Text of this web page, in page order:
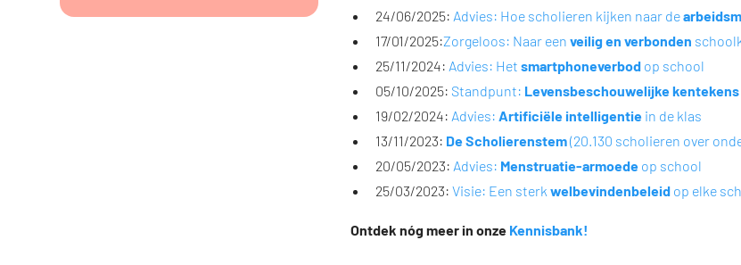
24/06/2025: Advies: Hoe scholieren kijken naar de
17/01/2025:Zorgeloos: Naar een veilig en verbonden
25/11/2024: Advies: Het smartphoneverbodop school
05/10/2025: Standpunt: Levensbeschouwelijke kentekens
19/02/2024: Advies: Artificiële intelligentiein de klas
13/11/2023: De Scholierenstem(20.130 scholieren over
20/05/2023: Advies: Menstruatie-armoedeop school
25/03/2023: Visie: Een sterk welbevindenbeleid op elke
Ontdek nóg meer in onze Kennisbank!